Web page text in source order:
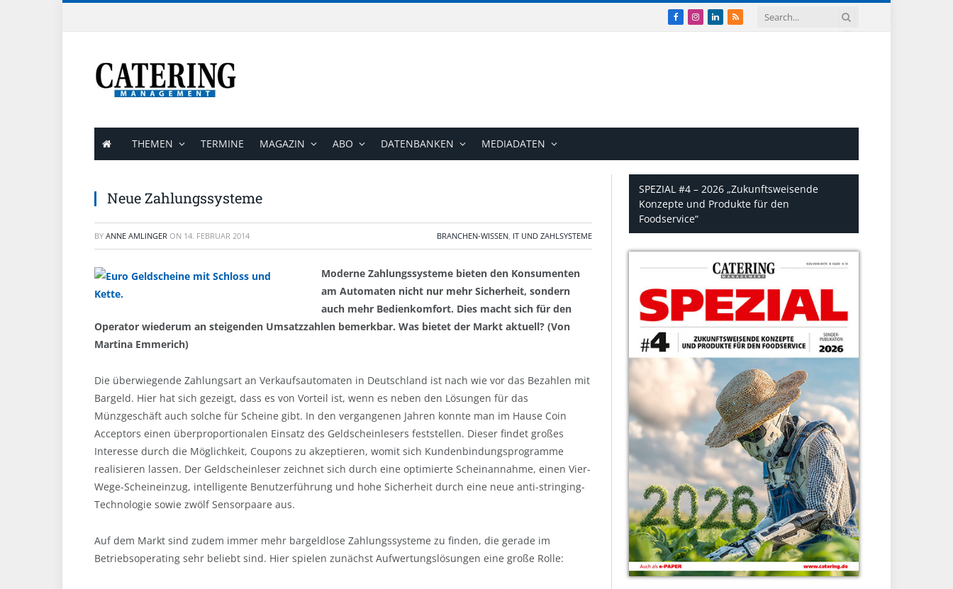
Facebook
Instagram
LinkedIn
RSS
THEMEN TERMINE MAGAZIN ABO DATENBANKEN MEDIADATEN
Neue Zahlungssysteme
BY ANNE AMLINGER ON 14. FEBRUAR 2014 BRANCHEN-WISSEN, IT UND ZAHLSYSTEME
Moderne Zahlungssysteme bieten den Konsumenten
am Automaten nicht nur mehr Sicherheit, sondern
auch mehr Bedienkomfort. Dies macht sich für den
Operator wiederum an steigenden Umsatzzahlen bemerkbar. Was bietet der Markt aktuell? (Von
Martina Emmerich)
Die überwiegende Zahlungsart an Verkaufsautomaten in Deutschland ist nach wie vor das Bezahlen mit
Bargeld. Hier hat sich gezeigt, dass es von Vorteil ist, wenn es neben den Lösungen für das
Münzgeschäft auch solche für Scheine gibt. In den vergangenen Jahren konnte man im Hause Coin
Acceptors einen überproportionalen Einsatz des Geldscheinlesers feststellen. Dieser findet großes
Interesse durch die Möglichkeit, Coupons zu akzeptieren, womit sich Kundenbindungsprogramme
realisieren lassen. Der Geldscheinleser zeichnet sich durch eine optimierte Scheinannahme, einen Vier-
Wege-Scheineinzug, intelligente Benutzerführung und hohe Sicherheit durch eine neue anti-stringing-
Technologie sowie zwölf Sensorpaare aus.
Auf dem Markt sind zudem immer mehr bargeldlose Zahlungssysteme zu finden, die gerade im
Betriebsoperating sehr beliebt sind. Hier spielen zunächst Aufwertungslösungen eine große Rolle:
SPEZIAL #4 – 2026 „Zukunftsweisende
Konzepte und Produkte für den
Foodservice“